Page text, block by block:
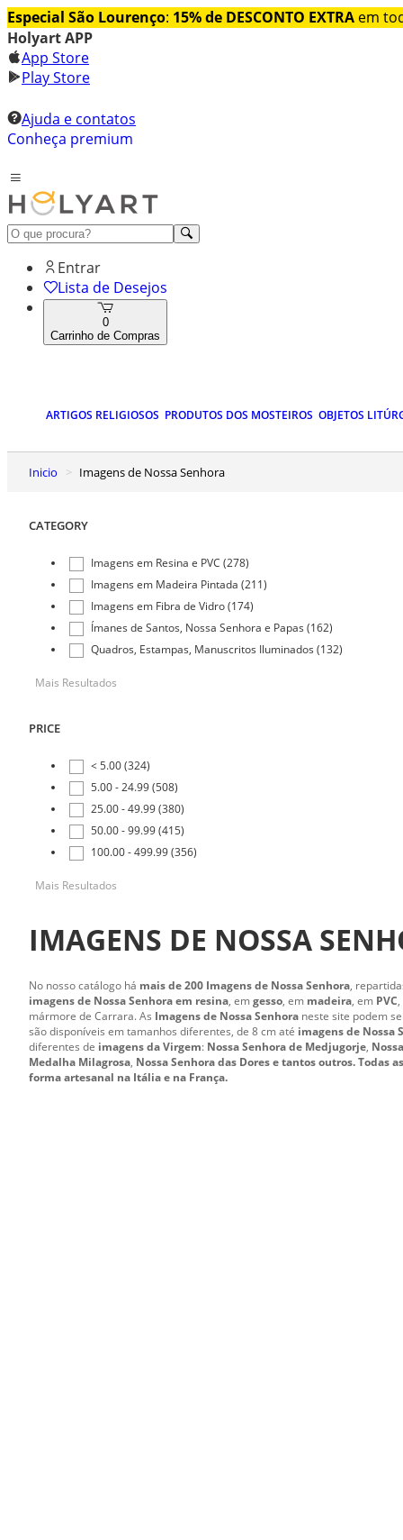
Especial São Lourenço: 15% de DESCONTO EXTRA em
Holyart APP
App Store
Play Store
Ajuda e contatos
Conheça premium
Entrar
Lista de Desejos
0
Carrinho de Compras
ARTIGOS RELIGIOSOS PRODUTOS DOS MOSTEIROS OBJETOS
Inicio Imagens de Nossa Senhora
CATEGORY
Imagens em Resina e PVC (278)
Imagens em Madeira Pintada (211)
Imagens em Fibra de Vidro (174)
Ímanes de Santos, Nossa Senhora e Papas (162)
Quadros, Estampas, Manuscritos Iluminados (132)
Mais Resultados
PRICE
< 5.00 (324)
5.00 - 24.99 (508)
25.00 - 49.99 (380)
50.00 - 99.99 (415)
100.00 - 499.99 (356)
Mais Resultados
IMAGENS DE NOSSA
No nosso catálogo há mais de 200 Imagens de Nossa Senhora,
imagens de Nossa Senhora em resina, emgesso, em madeira, em PVC
mármore de Carrara. As Imagens de Nossa Senhora neste site podem
são disponíveis em tamanhos diferentes, de 8 cm até imagens de Nossa
diferentes de imagens da Virgem: Nossa Senhora de Medjugorje,
Medalha Milagrosa, Nossa Senhora das Dorese tantos outros. Todas as
forma artesanal na Itália e na França.